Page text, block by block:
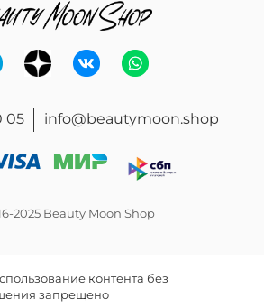
05 info@beautymoon.shop
2025 Beauty Moon Shop
контента без
запрещено